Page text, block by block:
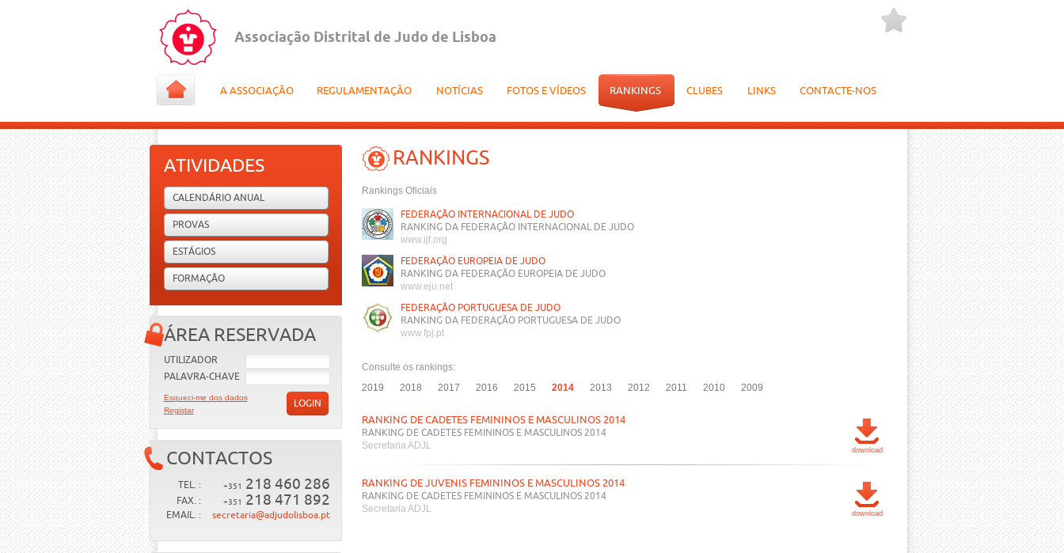
Associação Distrital de Judo de Lisboa
A ASSOCIAÇÃO REGULAMENTAÇÃO NOTÍCIAS FOTOS E VÍDEOS RANKINGS CLUBES LINKS CONTACTE-NOS
ATIVIDADES
CALENDÁRIO ANUAL
PROVAS
ESTÁGIOS
FORMAÇÃO
ÁREA RESERVADA
UTILIZADOR
PALAVRA-CHAVE
LOGIN
Esqueci-me dos dados
Registar
CONTACTOS
TEL. : +351 218 460 286
FAX. : +351 218 471 892
EMAIL. : secretaria@adjudolisboa.pt
RANKINGS
Rankings Oficiais
FEDERAÇÃO INTERNACIONAL DE JUDO
RANKING DA FEDERAÇÃO INTERNACIONAL DE JUDO
www.ijf.org
FEDERAÇÃO EUROPEIA DE JUDO
RANKING DA FEDERAÇÃO EUROPEIA DE JUDO
www.eju.net
FEDERAÇÃO PORTUGUESA DE JUDO
RANKING DA FEDERAÇÃO PORTUGUESA DE JUDO
www.fpj.pt
Consulte os rankings:
2019
2018 2017 2016 2015 2014 2013 2012 2011 2010 2009
RANKING DE CADETES FEMININOS E MASCULINOS 2014
RANKING DE CADETES FEMININOS E MASCULINOS 2014
Secretaria ADJL
download
RANKING DE JUVENIS FEMININOS E MASCULINOS 2014
RANKING DE CADETES FEMININOS E MASCULINOS 2014
Secretaria ADJL
download